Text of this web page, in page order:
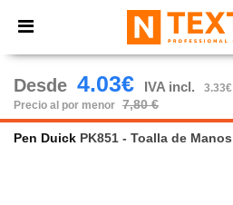
× App de Ntextil
¡Mejores precios en app!
Desde 4.03€ IVA incl. 3.33€
Precio al por menor 7,80 €
Pen Duick PK851 - Toalla de Manos